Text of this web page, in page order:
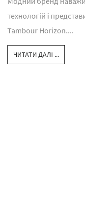
технологій і
Tambour Horizon....
ЧИТАТИ ДАЛІ ...